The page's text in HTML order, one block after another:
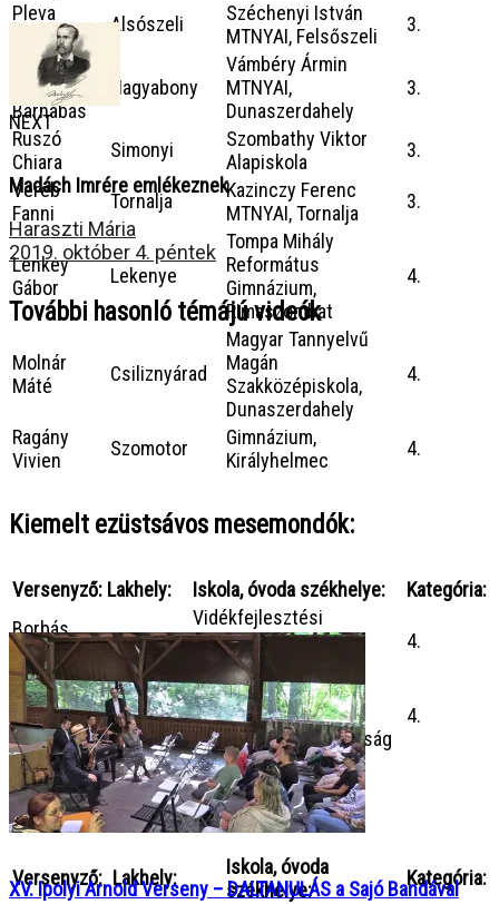
Pleva
Levente
Alsószeli
Széchenyi István
MTNYAI, Felsőszeli
3.
Pongrácz
Barnabás
Nagyabony
Vámbéry Ármin
MTNYAI,
Dunaszerdahely
3.
Ruszó
Chiara
Simonyi
Szombathy Viktor
Alapiskola
3.
Veréb
Fanni
Tornalja
Kazinczy Ferenc
MTNYAI, Tornalja
3.
Lenkey
Gábor
Lekenye
Tompa Mihály
Református
Gimnázium,
Rimaszombat
4.
Molnár
Máté
Csiliznyárad
Magyar Tannyelvű
Magán
Szakközépiskola,
Dunaszerdahely
4.
Ragány
Vivien
Szomotor
Gimnázium,
Királyhelmec
4.
Kiemelt ezüstsávos mesemondók:
Versenyző: Lakhely: Iskola, óvoda székhelye:
Kategória:
Borbás
Máté Péter Jánosi
Vidékfejlesztési
Szakközépiskola,
Dunaszerdahely
4.
Csáky
Máté
Ipolybalog
Fegyverneki Ferenc
Közös Igazgatású
Katolikus Iskola, Ipolyság
4.
Ezüstsávos mesemondók:
Versenyző: Lakhely:
Iskola, óvoda
székhelye:
Kategória:
NEXT
Madách Imrére emlékeznek
Haraszti Mária
2019. október 4. péntek
További hasonló témájú videók
XV. Ipolyi Arnold Verseny – DALTANULÁS a Sajó Bandával